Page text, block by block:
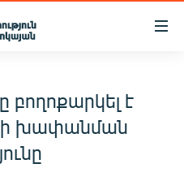
է
խափանման